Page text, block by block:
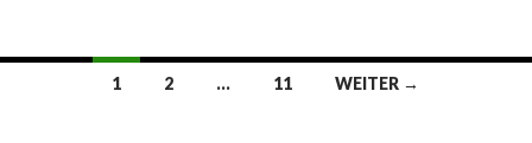
Beitragsnavigation
1 2 … 11 WEITER →